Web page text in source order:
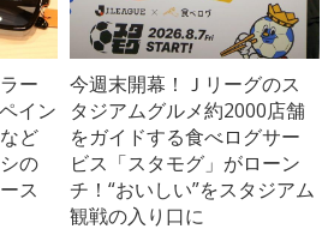
ー
イン
ど
の
ス
今週末開幕！Ｊリーグのス
タジアムグルメ約2000店舗
をガイドする食べログサー
ビス「スタモグ」がローン
チ！“おいしい”をスタジアム
観戦の入り口に